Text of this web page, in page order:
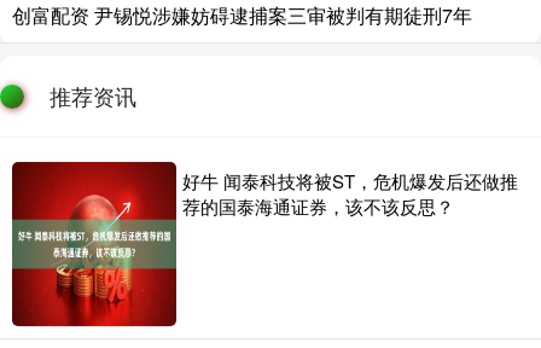
创富配资 尹锡悦涉嫌妨碍逮捕案三审被判有期徒刑7年
推荐资讯
好牛 闻泰科技将被ST，危机爆发后还做推
荐的国泰海通证券，该不该反思？